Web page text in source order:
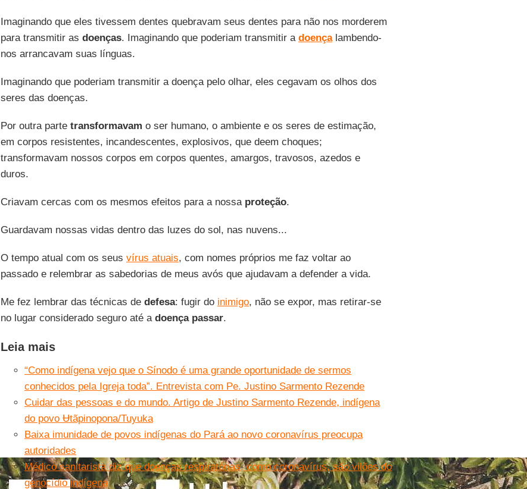
Imaginando que eles tivessem dentes quebravam seus dentes para não nos morderem
para transmitir as doenças. Imaginando que poderiam transmitir a doençalambendo-
nos arrancavam suas línguas.
Imaginando que poderiam transmitir a doença pelo olhar, eles cegavam os olhos dos
seres das doenças.
Por outra parte transformavam o ser humano, o ambiente e os seres de estimação,
em corpos resistentes, incandescentes, explosivos, que deem choques;
transformavam nossos corpos em corpos quentes, amargos, travosos, azedos e
duros.
Criavam cercas com os mesmos efeitos para a nossa proteção.
Guardavam nossas vidas dentro das luzes do sol, nas nuvens...
O tempo atual com os seus vírus atuais, com nomes próprios me faz voltar ao
passado e relembrar as sabedorias de meus avós que ajudavam a defender a vida.
Me fez lembrar das técnicas de defesa: fugir do inimigo, não se expor, mas retirar-se
no lugar considerado seguro até a doença passar.
Leia mais
“Como indígena vejo que o Sínodo é uma grande oportunidade de sermos
conhecidos pela Igreja toda”. Entrevista com Pe. Justino Sarmento Rezende
Cuidar das pessoas e do mundo. Artigo de Justino Sarmento Rezende, indígena
do povo Ʉtãpinopona/Tuyuka
Baixa imunidade de povos indígenas do Pará ao novo coronavírus preocupa
autoridades
Médico sanitarista diz que doenças respiratórias, como coronavírus, são vilões do
genocídio indígena